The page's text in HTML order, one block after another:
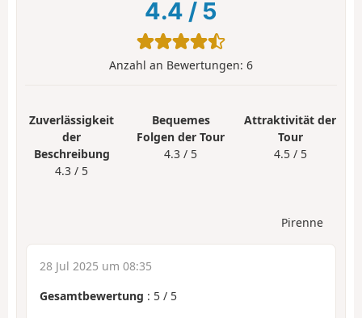
4.4 / 5
Anzahl an Bewertungen: 6
Zuverlässigkeit
der
Beschreibung
4.3 / 5
Bequemes
Folgen der Tour
4.3 / 5
Attraktivität der
Tour
4.5 / 5
Pirenne
28 Jul 2025 um 08:35
Gesamtbewertung : 5 / 5